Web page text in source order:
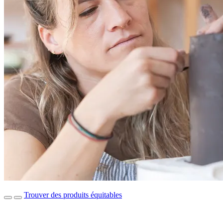
Trouver des produits équitables